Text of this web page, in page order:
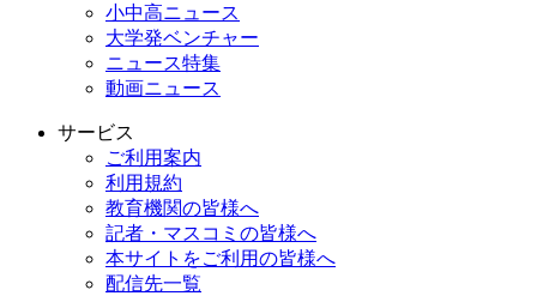
小中高ニュース
大学発ベンチャー
ニュース特集
動画ニュース
サービス
ご利用案内
利用規約
教育機関の皆様へ
記者・マスコミの皆様へ
本サイトをご利用の皆様へ
配信先一覧